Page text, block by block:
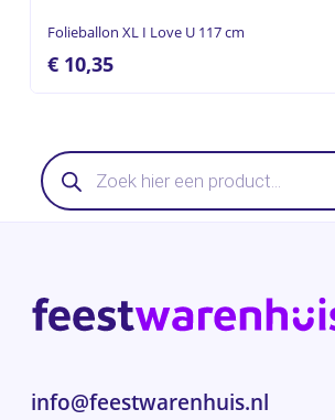
Folieballon XL I Love U 117 cm
€10,35
Producten
zoeken
info@feestwarenhuis.nl